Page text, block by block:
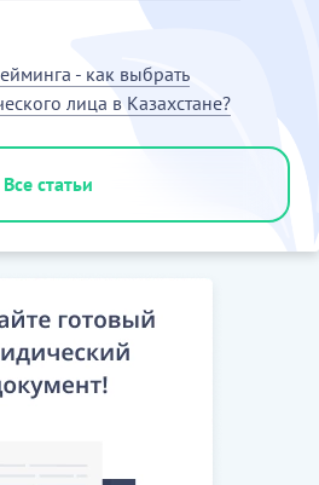
- как выбрать
лица в Казахстане?
Все статьи